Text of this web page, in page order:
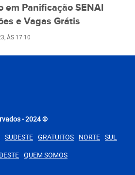
em Panificação SENAI
e Vagas Grátis
, ÀS 17:10
- 2024 ©
SUDESTE GRATUITOS NORTE SUL
QUEM SOMOS